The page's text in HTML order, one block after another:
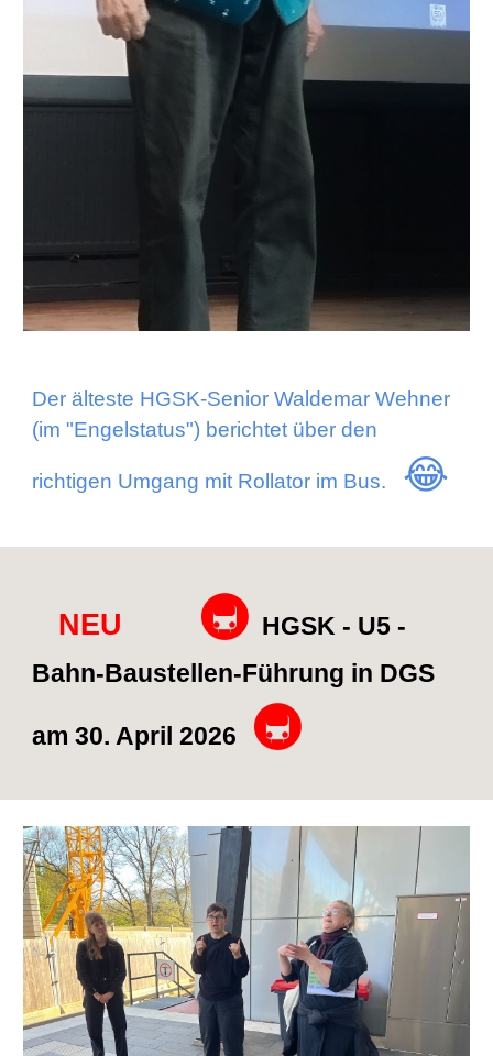
Der älteste HGSK-Senior Waldemar Wehner
(im "Engelstatus") berichtet über den
richtigen Umgang mit Rollator im Bus. 😂
NEU 🚇 HGSK - U5 -
Bahn-Baustellen-Führung in DGS
am 30. April 2026 🚇